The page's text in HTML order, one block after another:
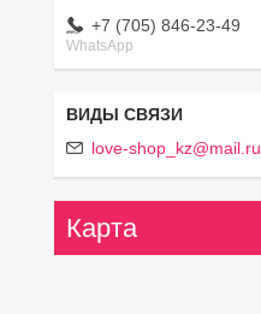
+7 (705) 846-23-49
WhatsApp
love-shop_kz@mail.ru
Карта